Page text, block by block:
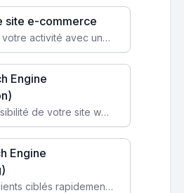
site e-commerce
Transformez votre activité avec une boutique en ligne, accessible à l'échelle mondiale 24/7.
Engine
Boostez la visibilité de votre site web sur Google et attirez du trafic qualifié grâce à nos stratégies SEO.
Engine
Attirez des clients ciblés rapidement avec des campagnes publicitaires payantes optimisées pour vos objectifs.